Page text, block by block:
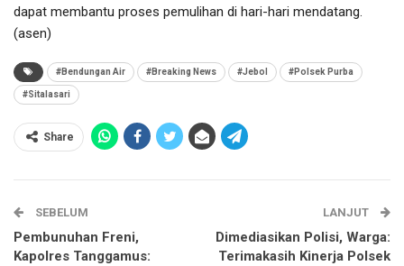
dapat membantu proses pemulihan di hari-hari mendatang.
(asen)
#Bendungan Air #Breaking News #Jebol #Polsek Purba
#Sitalasari
Share
SEBELUM
Pembunuhan Freni,
Kapolres Tanggamus:
LANJUT
Dimediasikan Polisi, Warga:
Terimakasih Kinerja Polsek